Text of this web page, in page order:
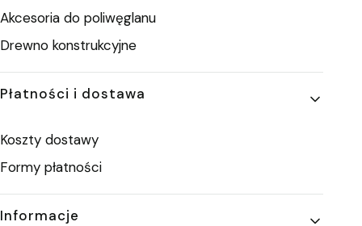
Akcesoria do poliwęglanu
Drewno konstrukcyjne
Płatności i dostawa
Koszty dostawy
Formy płatności
Informacje